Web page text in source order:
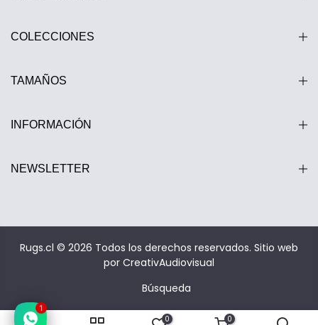
COLECCIONES
TAMAÑOS
INFORMACIÓN
NEWSLETTER
Rugs.cl © 2026 Todos los derechos reservados. Sitio web
por CreativAudiovisual
Búsqueda
0 0
1